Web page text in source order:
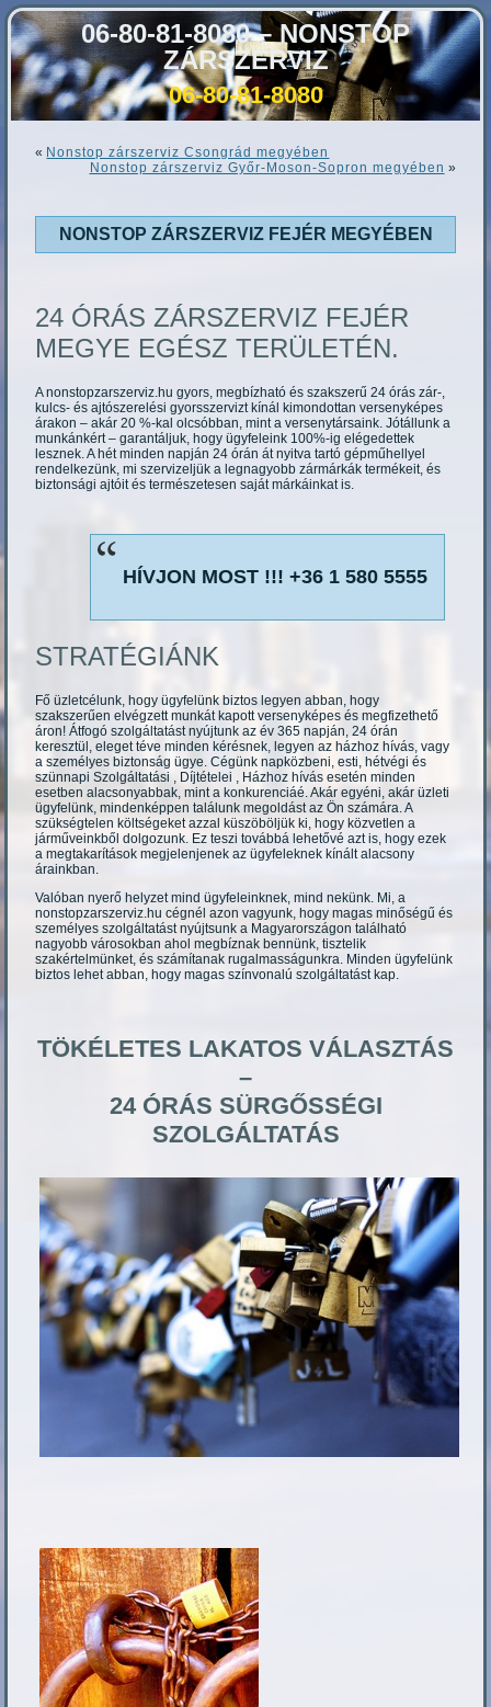
06-80-81-8080 – NONSTOP
ZÁRSZERVIZ
06-80-81-8080
« Nonstop zárszerviz Csongrád megyében
Nonstop zárszerviz Győr-Moson-Sopron megyében »
NONSTOP ZÁRSZERVIZ FEJÉR MEGYÉBEN
24 ÓRÁS ZÁRSZERVIZ FEJÉR
MEGYE EGÉSZ TERÜLETÉN.
A nonstopzarszerviz.hu gyors, megbízható és szakszerű 24 órás zár-,
kulcs- és ajtószerelési gyorsszervizt kínál kimondottan versenyképes
árakon – akár 20 %-kal olcsóbban, mint a versenytársaink. Jótállunk a
munkánkért – garantáljuk, hogy ügyfeleink 100%-ig elégedettek
lesznek. A hét minden napján 24 órán át nyitva tartó gépműhellyel
rendelkezünk, mi szervizeljük a legnagyobb zármárkák termékeit, és
biztonsági ajtóit és természetesen saját márkáinkat is.
HÍVJON MOST !!! +36 1 580 5555
STRATÉGIÁNK
Fő üzletcélunk, hogy ügyfelünk biztos legyen abban, hogy
szakszerűen elvégzett munkát kapott versenyképes és megfizethető
áron! Átfogó szolgáltatást nyújtunk az év 365 napján, 24 órán
keresztül, eleget téve minden kérésnek, legyen az házhoz hívás, vagy
a személyes biztonság ügye. Cégünk napközbeni, esti, hétvégi és
szünnapi Szolgáltatási , Díjtételei , Házhoz hívás esetén minden
esetben alacsonyabbak, mint a konkurenciáé. Akár egyéni, akár üzleti
ügyfelünk, mindenképpen találunk megoldást az Ön számára. A
szükségtelen költségeket azzal küszöböljük ki, hogy közvetlen a
járműveinkből dolgozunk. Ez teszi továbbá lehetővé azt is, hogy ezek
a megtakarítások megjelenjenek az ügyfeleknek kínált alacsony
árainkban.
Valóban nyerő helyzet mind ügyfeleinknek, mind nekünk. Mi, a
nonstopzarszerviz.hu cégnél azon vagyunk, hogy magas minőségű és
személyes szolgáltatást nyújtsunk a Magyarországon található
nagyobb városokban ahol megbíznak bennünk, tisztelik
szakértelmünket, és számítanak rugalmasságunkra. Minden ügyfelünk
biztos lehet abban, hogy magas színvonalú szolgáltatást kap.
TÖKÉLETES LAKATOS VÁLASZTÁS
–
24 ÓRÁS SÜRGŐSSÉGI
SZOLGÁLTATÁS